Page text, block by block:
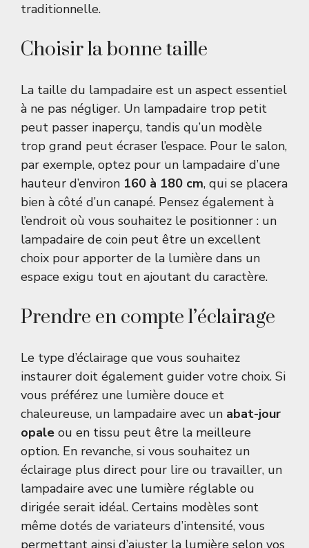
traditionnelle.
Choisir la bonne taille
La taille du lampadaire est un aspect essentiel
à ne pas négliger. Un lampadaire trop petit
peut passer inaperçu, tandis qu’un modèle
trop grand peut écraser l’espace. Pour le salon,
par exemple, optez pour un lampadaire d’une
hauteur d’environ 160 à 180 cm, qui se placera
bien à côté d’un canapé. Pensez également à
l’endroit où vous souhaitez le positionner : un
lampadaire de coin peut être un excellent
choix pour apporter de la lumière dans un
espace exigu tout en ajoutant du caractère.
Prendre en compte l’éclairage
Le type d’éclairage que vous souhaitez
instaurer doit également guider votre choix. Si
vous préférez une lumière douce et
chaleureuse, un lampadaire avec un abat-jour
opale ou en tissu peut être la meilleure
option. En revanche, si vous souhaitez un
éclairage plus direct pour lire ou travailler, un
lampadaire avec une lumière réglable ou
dirigée serait idéal. Certains modèles sont
même dotés de variateurs d’intensité, vous